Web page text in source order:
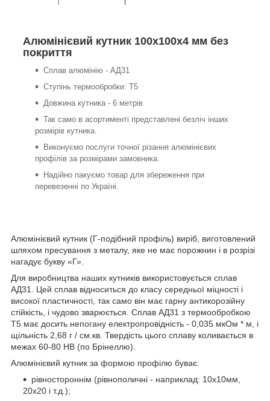
Алюмінієвий кутник 100х100х4 мм без
покриття
Сплав алюмінію - АД31
Ступінь термообробки: Т5
Довжина кутника - 6 метрів
Так само в асортименті представлені безліч інших
розмірів кутника.
Виконуємо послуги точної різання алюмінієвих
профілів за розмірами замовника.
Надійно пакуємо товар для збереження при
перевезенні по Україні.
Алюмінієвий кутник (Г-подібний профіль) виріб, виготовлений
шляхом пресування з металу, яке не має порожнин і в розрізі
нагадує букву «Г».
Для виробництва наших кутників використовується сплав
АД31. Цей сплав відноситься до класу середньої міцності і
високої пластичності, так само він має гарну антикорозійну
стійкість, і чудово зварюється. Сплав АД31 з термообробкою
Т5 має досить непогану електропровідність - 0,035 мкОм * м, і
щільність 2,68 г / см.кв. Твердість цього сплаву коливається в
межах 60-80 НВ (по Брінеллю).
Алюмінієвий кутник за формою профілю буває:
рівностороннім (рівнополичні - наприклад: 10х10мм,
20х20 і т.д.);